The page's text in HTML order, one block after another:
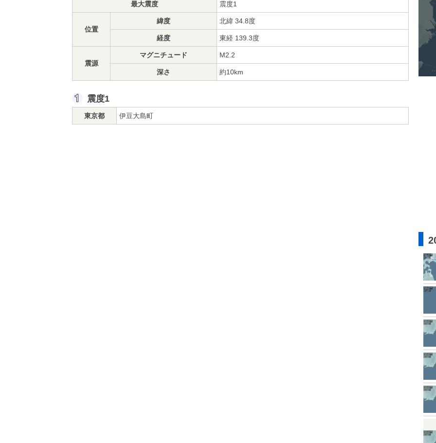
最大震度 震度1
位置
緯度 北緯 34.8度
経度 東経 139.3度
震源
マグニチュード M2.2
深さ 約10km
震度1
東京都 伊豆大島町